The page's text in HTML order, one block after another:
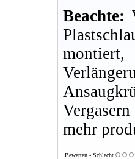
Beachte:
montiert,
mehr
Bewerten - Schlecht